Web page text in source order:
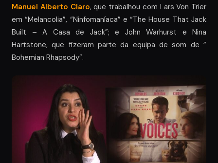
Manuel Alberto Claro, que trabalhou com Lars Von Trier
em “Melancolia”, “Ninfomaníaca” e “The House That Jack
Built – A Casa de Jack”; e John Warhurst e Nina
Hartstone, que fizeram parte da equipa de som de ”
Bohemian Rhapsody”.